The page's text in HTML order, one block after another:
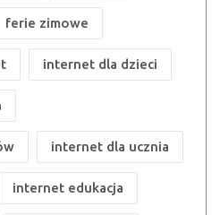
ferie zimowe
internet dla dzieci
internet dla ucznia
internet edukacja